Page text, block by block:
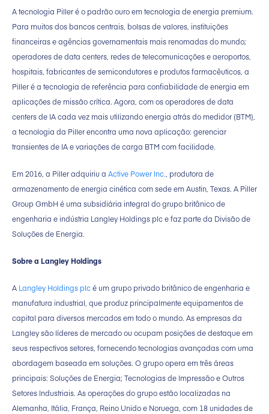
A tecnologia Piller é o padrão ouro em tecnologia de energia premium.
Para muitos dos bancos centrais, bolsas de valores, instituições
financeiras e agências governamentais mais renomadas do mundo;
operadores de data centers, redes de telecomunicações e aeroportos,
hospitais, fabricantes de semicondutores e produtos farmacêuticos, a
Piller é a tecnologia de referência para confiabilidade de energia em
aplicações de missão crítica. Agora, com os operadores de data
centers de IA cada vez mais utilizando energia atrás do medidor (BTM),
a tecnologia da Piller encontra uma nova aplicação: gerenciar
transientes de IA e variações de carga BTM com facilidade.
Em 2016, a Piller adquiriu a Active Power Inc., produtora de
armazenamento de energia cinética com sede em Austin, Texas. A Piller
Group GmbH é uma subsidiária integral do grupo britânico de
engenharia e indústria Langley Holdings plc e faz parte da Divisão de
Soluções de Energia.
Sobre a Langley Holdings
A Langley Holdings plcé um grupo privado britânico de engenharia e
manufatura industrial, que produz principalmente equipamentos de
capital para diversos mercados em todo o mundo. As empresas da
Langley são líderes de mercado ou ocupam posições de destaque em
seus respectivos setores, fornecendo tecnologias avançadas com uma
abordagem baseada em soluções. O grupo opera em três áreas
principais: Soluções de Energia; Tecnologias de Impressão e Outros
Setores Industriais. As operações do grupo estão localizadas na
Alemanha, Itália, França, Reino Unido e Noruega, com 18 unidades de